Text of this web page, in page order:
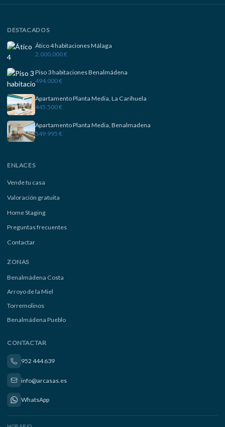
DESTACADOS
Ático 4 habitaciones Málaga
2.000.000 €
Piso 3 habitaciones Benalmádena
494.000 €
Apartamento Planta Media, La Carihuela
445.500 €
Apartamento Planta Media, Benalmadena
549.995 €
ENLACES
Vende tu casa
Valoración gratuita
Home Staging
Preguntas frecuentes
Contactar
ZONAS
Benalmádena Costa
Arroyo de la Miel
Torremolinos
Benalmádena Pueblo
CONTACTAR
952 444 639
info@arcasas.es
WhatsApp